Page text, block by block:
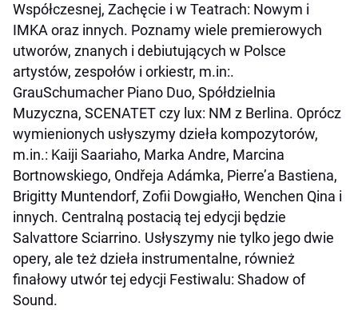
Współczesnej, Zachęcie i w Teatrach: Nowym i
IMKA oraz innych. Poznamy wiele premierowych
utworów, znanych i debiutujących w Polsce
artystów, zespołów i orkiestr, m.in:.
GrauSchumacher Piano Duo, Spółdzielnia
Muzyczna, SCENATET czy lux: NM z Berlina. Oprócz
wymienionych usłyszymy dzieła kompozytorów,
m.in.: Kaiji Saariaho, Marka Andre, Marcina
Bortnowskiego, Ondřeja Adámka, Pierre’a Bastiena,
Brigitty Muntendorf, Zofii Dowgiałło, Wenchen Qina i
innych. Centralną postacią tej edycji będzie
Salvattore Sciarrino. Usłyszymy nie tylko jego dwie
opery, ale też dzieła instrumentalne, również
finałowy utwór tej edycji Festiwalu: Shadow of
Sound.